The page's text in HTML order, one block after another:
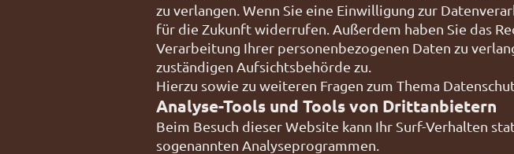
zu verlangen. Wenn Sie eine Einwilligung zur
für die Zukunft widerrufen. Außerdem haben Sie das
Verarbeitung Ihrer personenbezogenen Daten zu
zuständigen Aufsichtsbehörde zu.
Hierzu sowie zu weiteren Fragen zum Thema
Analyse-Tools und Tools von Dritt­anbietern
Beim Besuch dieser Website kann Ihr Surf-Verhalten
sogenannten Analyseprogrammen.